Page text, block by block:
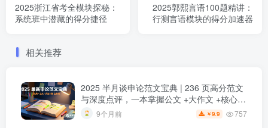
2025浙江省考全模块探秘：
系统班中潜藏的得分捷径
2025郭熙言语100题精讲：
行测言语模块的得分加速器
相关推荐
2025 半月谈申论范文宝典 | 236 页高分范文
与深度点评，一本掌握公文 +大作文 +核心主
题 2025 半月谈申论范文宝典：236 页范文 +
实战训练 +高分模板
9个月前 ￥9.9 757